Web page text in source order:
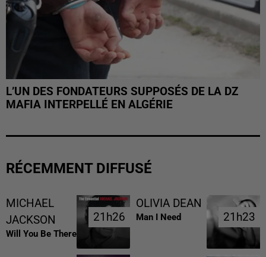
L’UN DES FONDATEURS SUPPOSÉS DE LA DZ
MAFIA INTERPELLÉ EN ALGÉRIE
RÉCEMMENT DIFFUSÉ
MICHAEL
JACKSON
Will You Be There
21h26
21h26
OLIVIA DEAN
Man I Need 21h23
21h23